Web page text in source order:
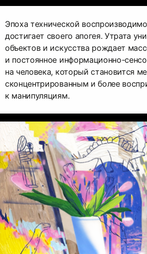
Эпоха технической
достигает своего апогея. Утрата
объектов и искусства рождает
и постоянное информационно-
на человека, который становится
сконцентрированным и более
к манипуляциям.